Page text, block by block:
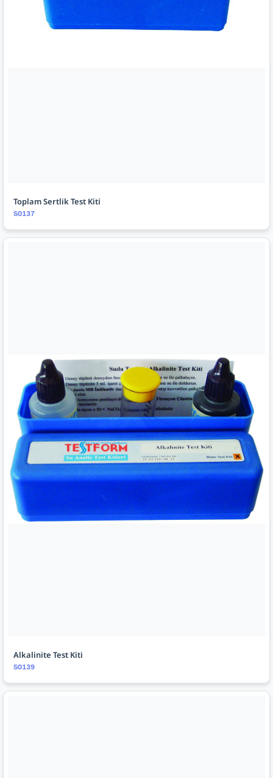
Toplam Sertlik Test Kiti
SO137
Alkalinite Test Kiti
SO139